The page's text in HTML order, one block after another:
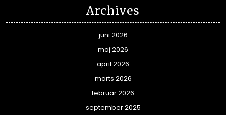
Archives
juni 2026
maj 2026
april 2026
marts 2026
februar 2026
september 2025